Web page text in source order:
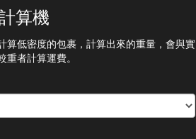
算機
算低密度的包裹，計算出來的重量，會與實
重者計算運費。